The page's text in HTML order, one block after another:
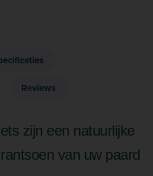
Reviews
zijn een natuurlijke
van uw paard